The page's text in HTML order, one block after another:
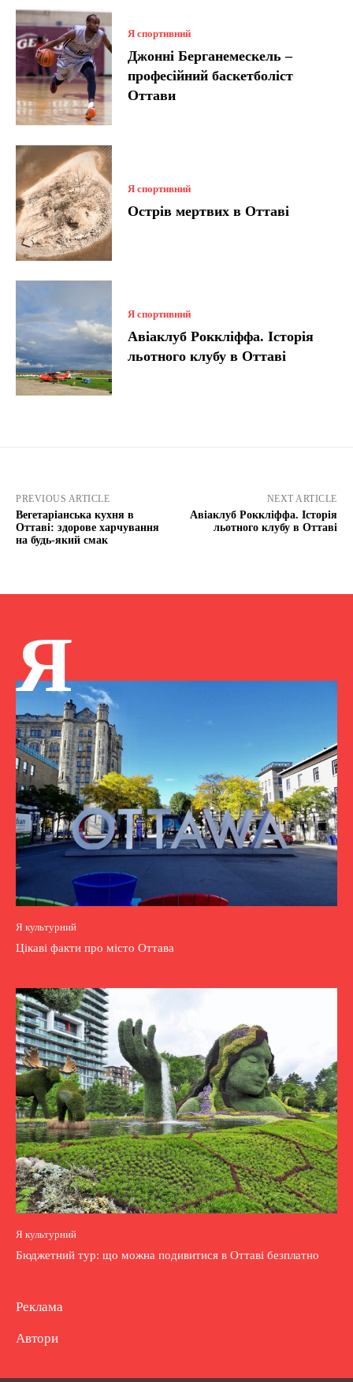
Я спортивний
Джонні Берганемескель –
професійний баскетболіст
Оттави
Я спортивний
Острів мертвих в Оттаві
Я спортивний
Авіаклуб Роккліффа. Історія
льотного клубу в Оттаві
PREVIOUS ARTICLE
Вегетаріанська кухня в
Оттаві: здорове харчування
на будь-який смак
NEXT ARTICLE
Авіаклуб Роккліффа. Історія
льотного клубу в Оттаві
Я
Я культурний
Цікаві факти про місто Оттава
Я культурний
Бюджетний тур: що можна подивитися в Оттаві безплатно
Реклама
Автори